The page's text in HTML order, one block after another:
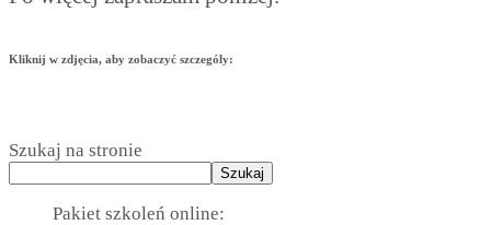
Kliknij w zdjęcia, aby zobaczyć szczególy:
Szukaj na stronie
Szukaj
Pakiet szkoleń online: